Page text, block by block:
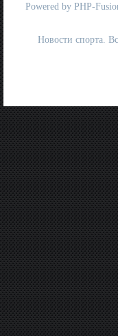
Powered by PHP-
Новости спорта.